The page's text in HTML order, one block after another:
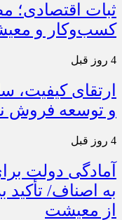
ثبات اقتصادی؛
کسب‌وکار و
4 روز قبل
ارتقای کیفیت،
و توسعه فروش
4 روز قبل
آمادگی دولت
به اصناف/
از معیشت